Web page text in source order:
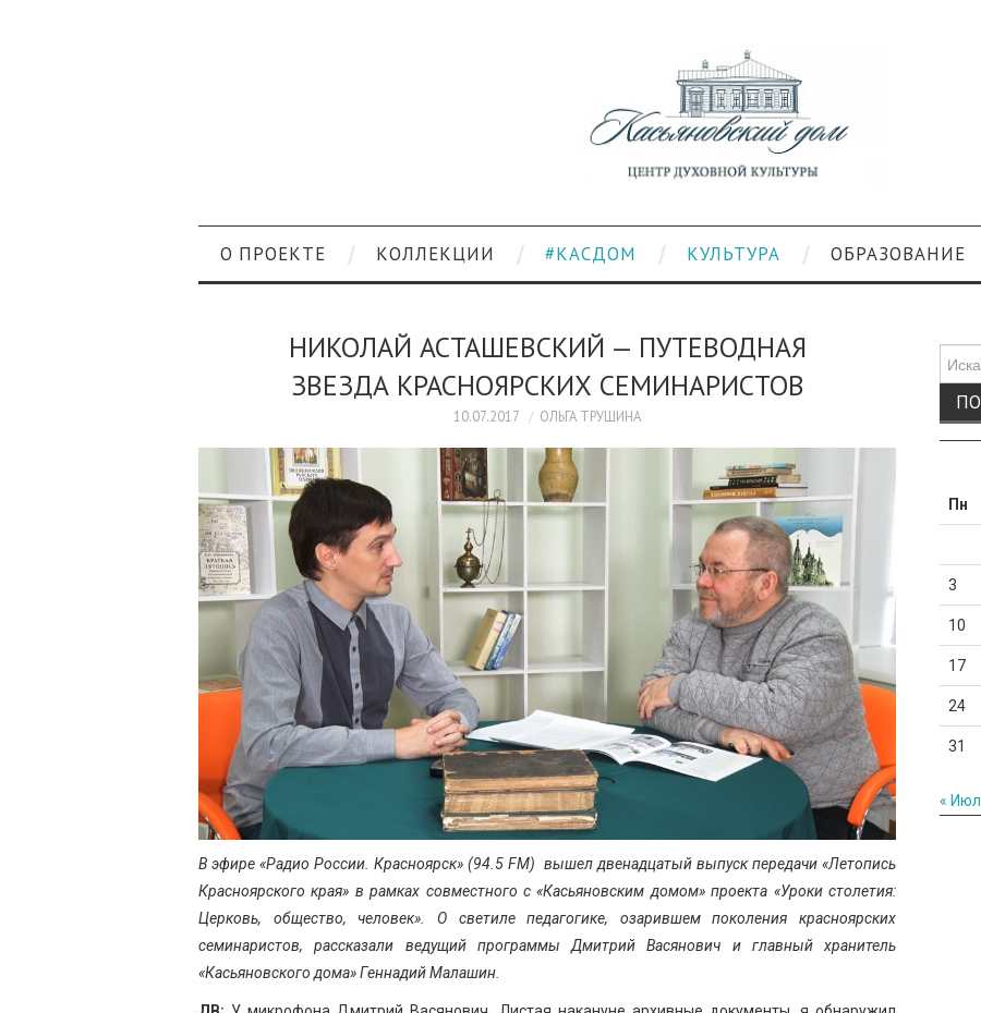
О ПРОЕКТЕ КОЛЛЕКЦИИ #КАСДОМ КУЛЬТУРА ОБРАЗОВАНИЕ
НИКОЛАЙ АСТАШЕВСКИЙ — ПУТЕВОДНАЯ
ЗВЕЗДА КРАСНОЯРСКИХ СЕМИНАРИСТОВ
10.07.2017 ОЛЬГА ТРУШИНА
В эфире «Радио России. Красноярск» (94.5 FM) вышел двенадцатый выпуск передачи «Летопись
Красноярского края» в рамках совместного с «Касьяновским домом» проекта «Уроки столетия:
Церковь, общество, человек». О светиле педагогике, озарившем поколения красноярских
семинаристов, рассказали ведущий программы Дмитрий Васянович и главный хранитель
«Касьяновского дома» Геннадий Малашин.
для:
Пн
3
10
17
24
31
« Июл